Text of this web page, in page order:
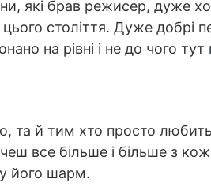
які брав режисер, дуже
цього століття. Дуже добрі
на рівні і не до чого
та й тим хто просто
все більше і більше з
його шарм.